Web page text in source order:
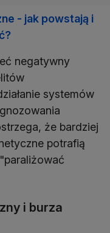
- jak powstają i
negatywny
systemów
że bardziej
potrafią
i burza